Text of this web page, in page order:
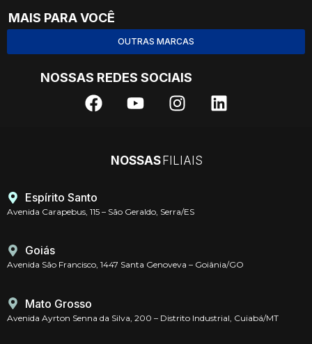
MAIS PARA VOCÊ
OUTRAS MARCAS
NOSSAS REDES SOCIAIS
NOSSAS FILIAIS
Espírito Santo
Avenida Carapebus, 115 – São Geraldo, Serra/ES
Goiás
Avenida São Francisco, 1447 Santa Genoveva – Goiânia/GO
Mato Grosso
Avenida Ayrton Senna da Silva, 200 – Distrito Industrial, Cuiabá/MT